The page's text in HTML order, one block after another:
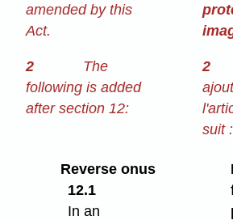
amended by this
Act.
2
The
following is added
after section 12:
2
suit :
Reverse onus
12.1
In an